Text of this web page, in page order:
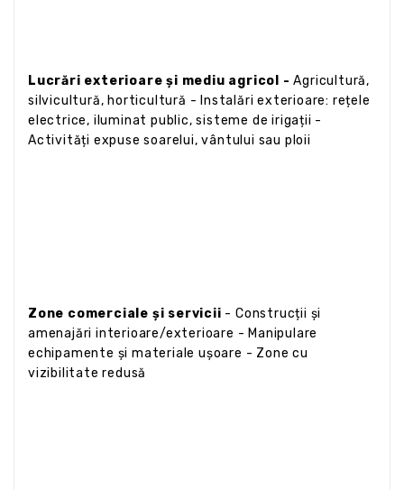
Lucrări exterioare și mediu agricol - Agricultură,
silvicultură, horticultură - Instalări exterioare: rețele
electrice, iluminat public, sisteme de irigații -
Activități expuse soarelui, vântului sau ploii
Zone comerciale și servicii - Construcții și
amenajări interioare/exterioare - Manipulare
echipamente și materiale ușoare - Zone cu
vizibilitate redusă